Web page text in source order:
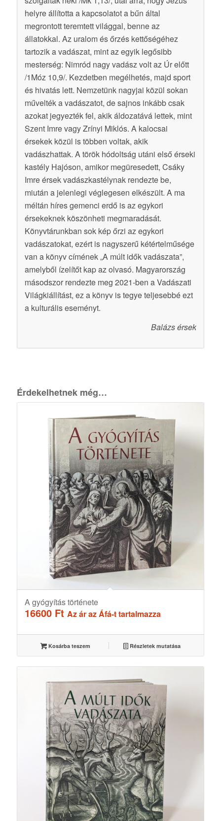
helyre állította a kapcsolatot a bűn által
megrontott teremtett világgal, benne az
állatokkal. Az uralom és őrzés kettőségéhez
tartozik a vadászat, mint az egyik legősibb
mesterség: Nimród nagy vadász volt az Úr előtt
/1Móz 10,9/. Kezdetben megélhetés, majd sport
és hivatás lett. Nemzetünk nagyjai közül sokan
művelték a vadászatot, de sajnos inkább csak
azokat jegyezték fel, akik áldozatává lettek, mint
Szent Imre vagy Zrínyi Miklós. A kalocsai
érsekek közül is többen voltak, akik
vadászhattak. A török hódoltság utáni első érseki
kastély Hajóson, amikor megüresedett, Csáky
Imre érsek vadászkastélynak rendezte be,
miután a jelenlegi véglegesen elkészült. A ma
méltán híres gemenci erdő is az egykori
érsekeknek köszönheti megmaradását.
Könyvtárunkban sok kép őrzi az egykori
vadászatokat, ezért is nagyszerű kétértelműsége
van a könyv címének „A múlt idők vadászata”,
amelyből ízelítőt kap az olvasó. Magyarország
másodszor rendezte meg 2021-ben a Vadászati
Világkiállítást, ez a könyv is tegye teljesebbé ezt
a kulturális eseményt.
Balázs érsek
Érdekelhetnek még…
A gyógyítás története
16600 Ft Az ár az Áfá-t tartalmazza
Kosárba teszem Részletek mutatása